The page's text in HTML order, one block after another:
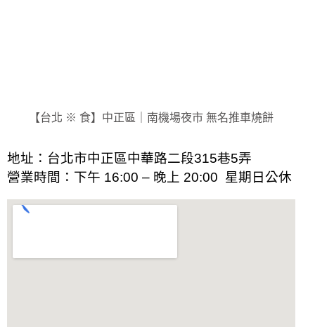
【台北 ※ 食】中正區｜南機場夜市 無名推車燒餅
地址： 台北市中正區中華路二段315巷5弄
營業時間：下午 16:00 – 晚上 20:00 星期日公休